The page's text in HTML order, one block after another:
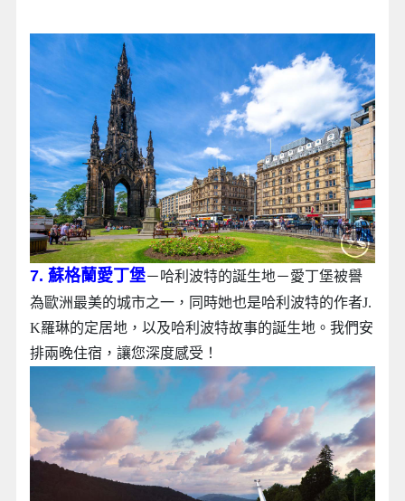
7. 蘇格蘭愛丁堡－哈利波特的誕生地－愛丁堡被譽
為歐洲最美的城市之一，同時她也是哈利波特的作者J.
K羅琳的定居地，以及哈利波特故事的誕生地。我們安
排兩晚住宿，讓您深度感受！